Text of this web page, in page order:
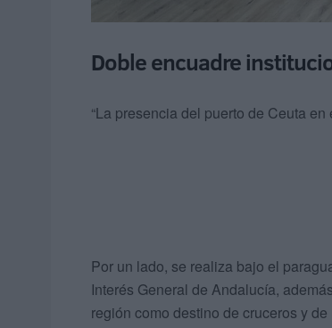
Doble encuadre
“La presencia del puerto de Ceuta
Por un lado, se realiza bajo el
Interés General de Andalucía,
región como destino de cruceros y de